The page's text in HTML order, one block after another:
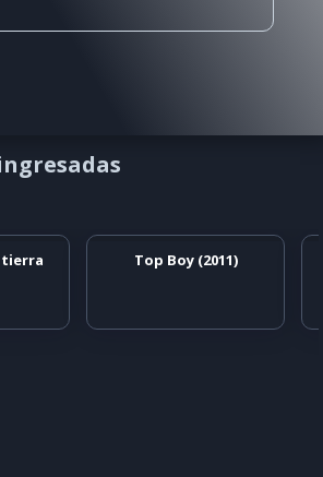
tierra
Top Boy (2011)